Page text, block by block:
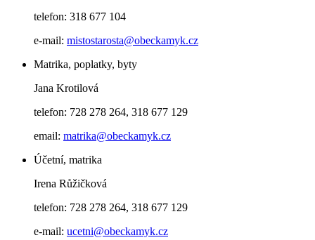
telefon: 318 677 104
e-mail: mistostarosta@obeckamyk.cz
Matrika, poplatky, byty
Jana Krotilová
telefon: 728 278 264, 318 677 129
email: matrika@obeckamyk.cz
Účetní, matrika
Irena Růžičková
telefon: 728 278 264, 318 677 129
e-mail: ucetni@obeckamyk.cz